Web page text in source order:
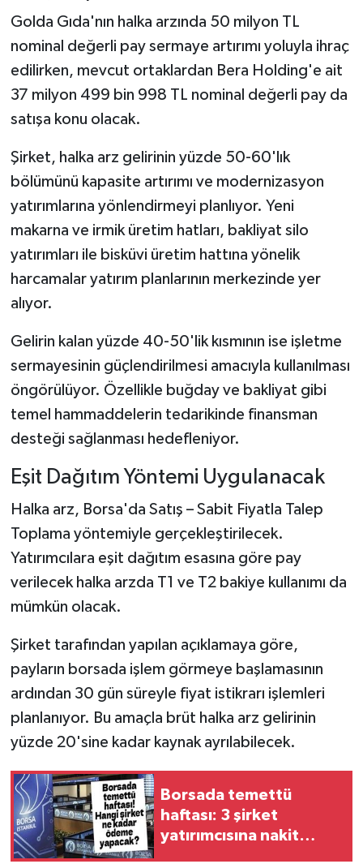
Golda Gıda'nın halka arzında 50 milyon TL
nominal değerli pay sermaye artırımı yoluyla ihraç
edilirken, mevcut ortaklardan Bera Holding'e ait
37 milyon 499 bin 998 TL nominal değerli pay da
satışa konu olacak.
Şirket, halka arz gelirinin yüzde 50-60'lık
bölümünü kapasite artırımı ve modernizasyon
yatırımlarına yönlendirmeyi planlıyor. Yeni
makarna ve irmik üretim hatları, bakliyat silo
yatırımları ile bisküvi üretim hattına yönelik
harcamalar yatırım planlarının merkezinde yer
alıyor.
Gelirin kalan yüzde 40-50'lik kısmının ise işletme
sermayesinin güçlendirilmesi amacıyla kullanılması
öngörülüyor. Özellikle buğday ve bakliyat gibi
temel hammaddelerin tedarikinde finansman
desteği sağlanması hedefleniyor.
Eşit Dağıtım Yöntemi Uygulanacak
Halka arz, Borsa'da Satış – Sabit Fiyatla Talep
Toplama yöntemiyle gerçekleştirilecek.
Yatırımcılara eşit dağıtım esasına göre pay
verilecek halka arzda T1 ve T2 bakiye kullanımı da
mümkün olacak.
Şirket tarafından yapılan açıklamaya göre,
payların borsada işlem görmeye başlamasının
ardından 30 gün süreyle fiyat istikrarı işlemleri
planlanıyor. Bu amaçla brüt halka arz gelirinin
yüzde 20'sine kadar kaynak ayrılabilecek.
Borsada temettü
haftası: 3 şirket
yatırımcısına nakit